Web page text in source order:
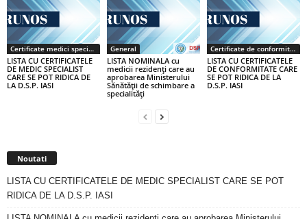
Certificate medici specialiști / primari
LISTA CU CERTIFICATELE
DE MEDIC SPECIALIST
CARE SE POT RIDICA DE
LA D.S.P. IASI
General
LISTA NOMINALA cu
medicii rezidenţi care au
aprobarea Ministerului
Sănătăţii de schimbare a
specialităţi
Certificate de conformitate
LISTA CU CERTIFICATELE
DE CONFORMITATE CARE
SE POT RIDICA DE LA
D.S.P. IASI
Noutati
LISTA CU CERTIFICATELE DE MEDIC SPECIALIST CARE SE POT
RIDICA DE LA D.S.P. IASI